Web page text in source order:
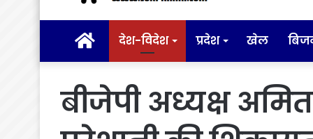
होम देश-विदेश प्रदेश खेल
बीजेपी अध्यक्ष